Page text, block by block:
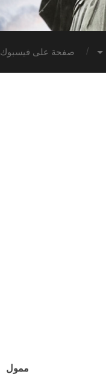
صفحة على فيسبوك
ممول